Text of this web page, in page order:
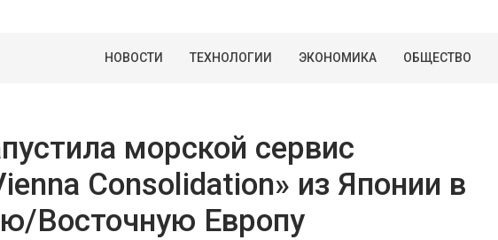
НОВОСТИ ТЕХНОЛОГИИ ЭКОНОМИКА ОБЩЕСТВО
морской сервис
Consolidation» из Японии в
Восточную Европу